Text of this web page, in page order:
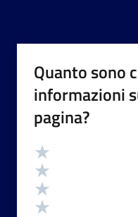
Quanto sono
informazioni
pagina?
Valutazione